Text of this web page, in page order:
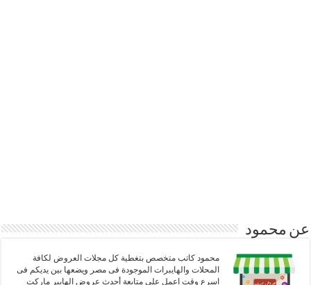
عن محمود
محمود كاتب متخصص بتغطية كل مجلات العروض لكافة
المحلات والهايبرات الموجودة فى مصر ويضعها بين يديكم فى
اسرع وقت اعمل على متابعة أحدث عروض الهايبر ماركت